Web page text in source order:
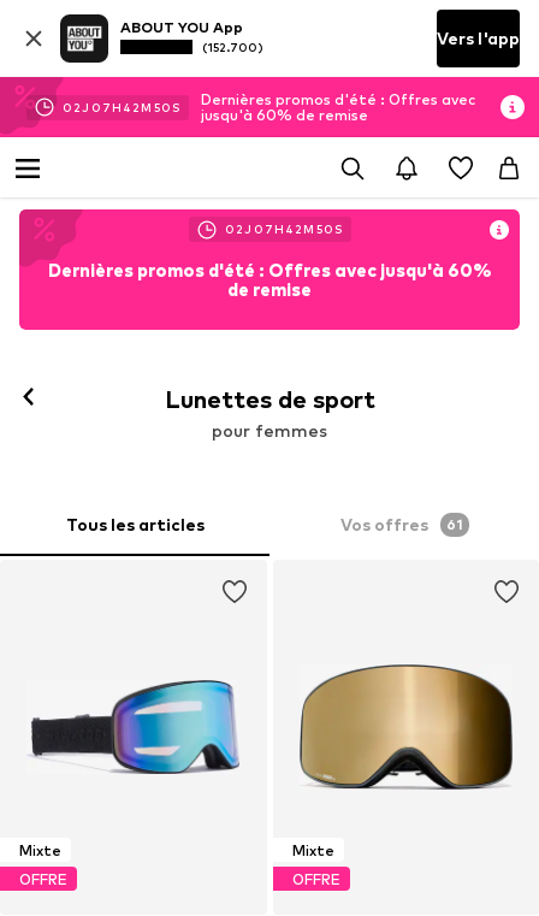
ABOUT YOU App
(152.700) Vers l'app
02J 07H 42M 49 S
Dernières promos d'été : Offres avec
jusqu'à 60% de remise
02J 07H 42M 49 S
Dernières promos d'été : Offres avec jusqu'à 60%
de remise
Lunettes de sport
pour femmes
Tous les articles Vos offres 61
Mixte
OFFRE
Mixte
OFFRE